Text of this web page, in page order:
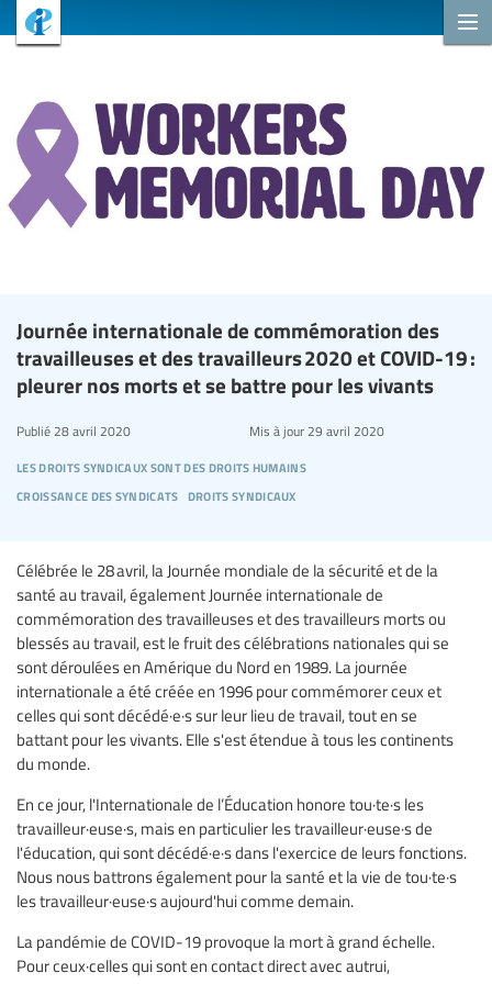
Journée internationale de commémoration des
travailleuses et des travailleurs 2020 et COVID-19 :
pleurer nos morts et se battre pour les vivants
les droits syndicaux sont des droits humains
croissance des syndicats droits syndicaux
Publié 28 avril 2020 Mis à jour29 avril 2020
Célébrée le 28 avril, la Journée mondiale de la sécurité et de la
santé au travail, également Journée internationale de
commémoration des travailleuses et des travailleurs morts ou
blessés au travail, est le fruit des célébrations nationales qui se
sont déroulées en Amérique du Nord en 1989. La journée
internationale a été créée en 1996 pour commémorer ceux et
celles qui sont décédé·e·s sur leur lieu de travail, tout en se
battant pour les vivants. Elle s'est étendue à tous les continents
du monde.
En ce jour, l'Internationale de l’Éducation honore tou·te·s les
travailleur·euse·s, mais en particulier les travailleur·euse·s de
l'éducation, qui sont décédé·e·s dans l'exercice de leurs fonctions.
Nous nous battrons également pour la santé et la vie de tou·te·s
les travailleur·euse·s aujourd'hui comme demain.
La pandémie de COVID-19 provoque la mort à grand échelle.
Pour ceux·celles qui sont en contact direct avec autrui,